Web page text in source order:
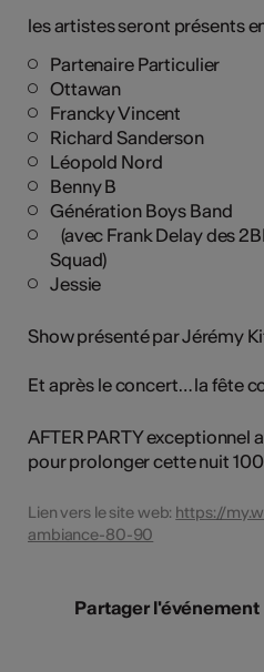
les artistes seront présents
Partenaire Particulier
Ottawan
Francky Vincent
Richard Sanderson
Léopold Nord
Benny B
Génération Boys Band
(avec Frank Delay des
Squad)
Jessie
Show présenté par Jérémy
Et après le concert… la fête
AFTER PARTY exceptionnel
pour prolonger cette nuit
Lien vers le site web: https://
ambiance-80-90
Partager l'événement